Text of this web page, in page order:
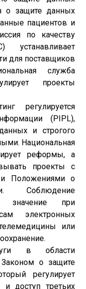
о защите данных
пациентов и
по качеству
устанавливает
для поставщиков
служба
проекты
регулируется
(PIPL),
и строгого
Национальная
реформы, а
проекты с
и Положениями о
Соблюдение
значение при
электронных
или
в области
Законом о защите
регулирует
доступ третьих